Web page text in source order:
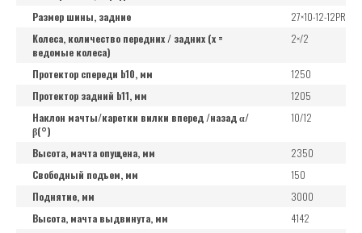
Размер шины, задние
27×10-12-12PR
Колеса, количество передних / задних (x =
ведомые колеса)
2×/2
Протектор спереди b10, мм
1250
Протектор задний b11, мм
1205
Наклон мачты/каретки вилки вперед /назад α/
β(°)
10/12
Высота, мачта опущена, мм
2350
Свободный подъем, мм
150
Поднятие, мм
3000
Высота, мачта выдвинута, мм
4142